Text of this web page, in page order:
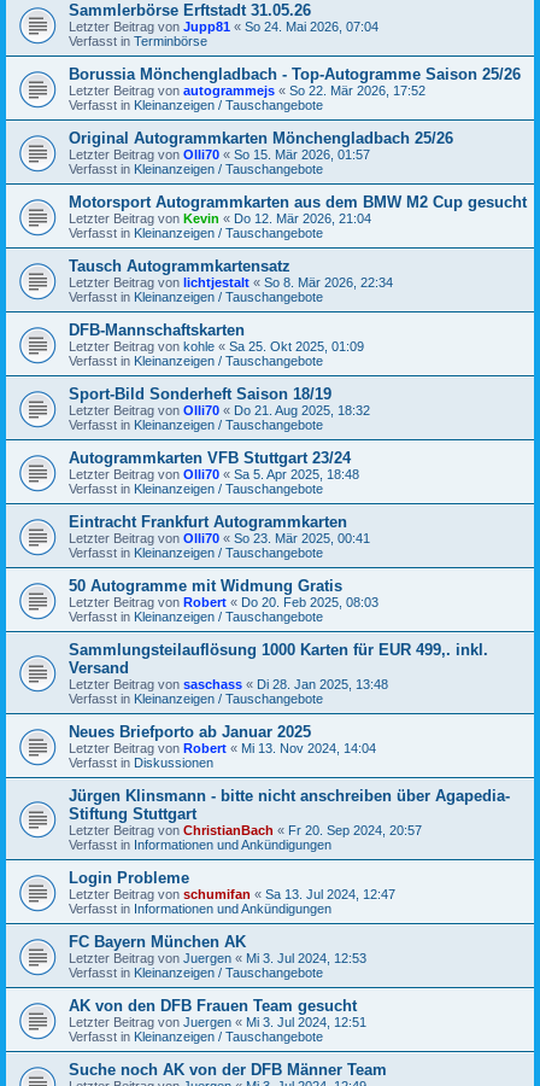
Sammlerbörse Erftstadt 31.05.26
Letzter Beitrag von Jupp81 « So 24. Mai 2026, 07:04
Verfasst in Terminbörse
Borussia Mönchengladbach - Top-Autogramme Saison 25/26
Letzter Beitrag von autogrammejs « So 22. Mär 2026, 17:52
Verfasst in Kleinanzeigen / Tauschangebote
Original Autogrammkarten Mönchengladbach 25/26
Letzter Beitrag von Olli70 « So 15. Mär 2026, 01:57
Verfasst in Kleinanzeigen / Tauschangebote
Motorsport Autogrammkarten aus dem BMW M2 Cup gesucht
Letzter Beitrag von Kevin « Do 12. Mär 2026, 21:04
Verfasst in Kleinanzeigen / Tauschangebote
Tausch Autogrammkartensatz
Letzter Beitrag von lichtjestalt « So 8. Mär 2026, 22:34
Verfasst in Kleinanzeigen / Tauschangebote
DFB-Mannschaftskarten
Letzter Beitrag von kohle « Sa 25. Okt 2025, 01:09
Verfasst in Kleinanzeigen / Tauschangebote
Sport-Bild Sonderheft Saison 18/19
Letzter Beitrag von Olli70 « Do 21. Aug 2025, 18:32
Verfasst in Kleinanzeigen / Tauschangebote
Autogrammkarten VFB Stuttgart 23/24
Letzter Beitrag von Olli70 « Sa 5. Apr 2025, 18:48
Verfasst in Kleinanzeigen / Tauschangebote
Eintracht Frankfurt Autogrammkarten
Letzter Beitrag von Olli70 « So 23. Mär 2025, 00:41
Verfasst in Kleinanzeigen / Tauschangebote
50 Autogramme mit Widmung Gratis
Letzter Beitrag von Robert « Do 20. Feb 2025, 08:03
Verfasst in Kleinanzeigen / Tauschangebote
Sammlungsteilauflösung 1000 Karten für EUR 499,. inkl.
Versand
Letzter Beitrag von saschass « Di 28. Jan 2025, 13:48
Verfasst in Kleinanzeigen / Tauschangebote
Neues Briefporto ab Januar 2025
Letzter Beitrag von Robert « Mi 13. Nov 2024, 14:04
Verfasst in Diskussionen
Jürgen Klinsmann - bitte nicht anschreiben über Agapedia-
Stiftung Stuttgart
Letzter Beitrag von ChristianBach « Fr 20. Sep 2024, 20:57
Verfasst in Informationen und Ankündigungen
Login Probleme
Letzter Beitrag von schumifan « Sa 13. Jul 2024, 12:47
Verfasst in Informationen und Ankündigungen
FC Bayern München AK
Letzter Beitrag von Juergen « Mi 3. Jul 2024, 12:53
Verfasst in Kleinanzeigen / Tauschangebote
AK von den DFB Frauen Team gesucht
Letzter Beitrag von Juergen « Mi 3. Jul 2024, 12:51
Verfasst in Kleinanzeigen / Tauschangebote
Suche noch AK von der DFB Männer Team